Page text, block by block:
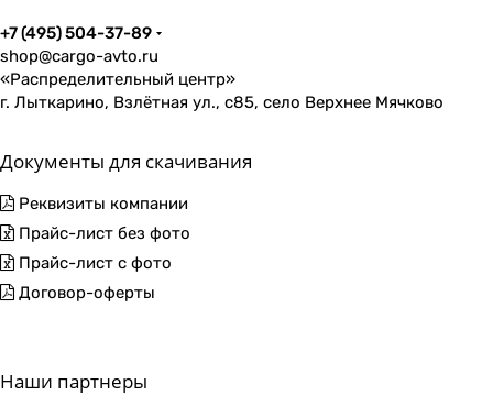
+7 (495) 504-37-89
shop@cargo-avto.ru
«Распределительный центр»
г. Лыткарино, Взлётная ул., с85, село Верхнее Мячково
Документы для скачивания
Реквизиты компании
Прайс-лист без фото
Прайс-лист с фото
Договор-оферты
Наши партнеры